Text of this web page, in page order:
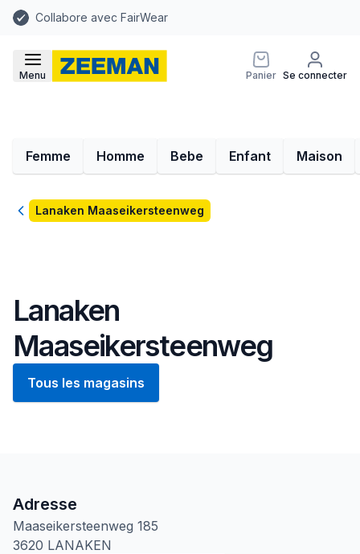
Collabore avec FairWear
Menu Panier Se connecter
Femme Homme Bebe Enfant Maison
RetourLanaken Maaseikersteenweg
Lanaken
Maaseikersteenweg
Tous les magasins
Adresse
Maaseikersteenweg 185
3620 LANAKEN